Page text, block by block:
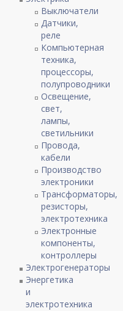
Выключатели
Датчики,
реле
Компьютерная
техника,
процессоры,
полупроводники
Освещение,
свет,
лампы,
светильники
Провода,
кабели
Производство
электроники
Трансформаторы,
резисторы,
электротехника
Электронные
компоненты,
контроллеры
Электрогенераторы
Энергетика
и
электротехника